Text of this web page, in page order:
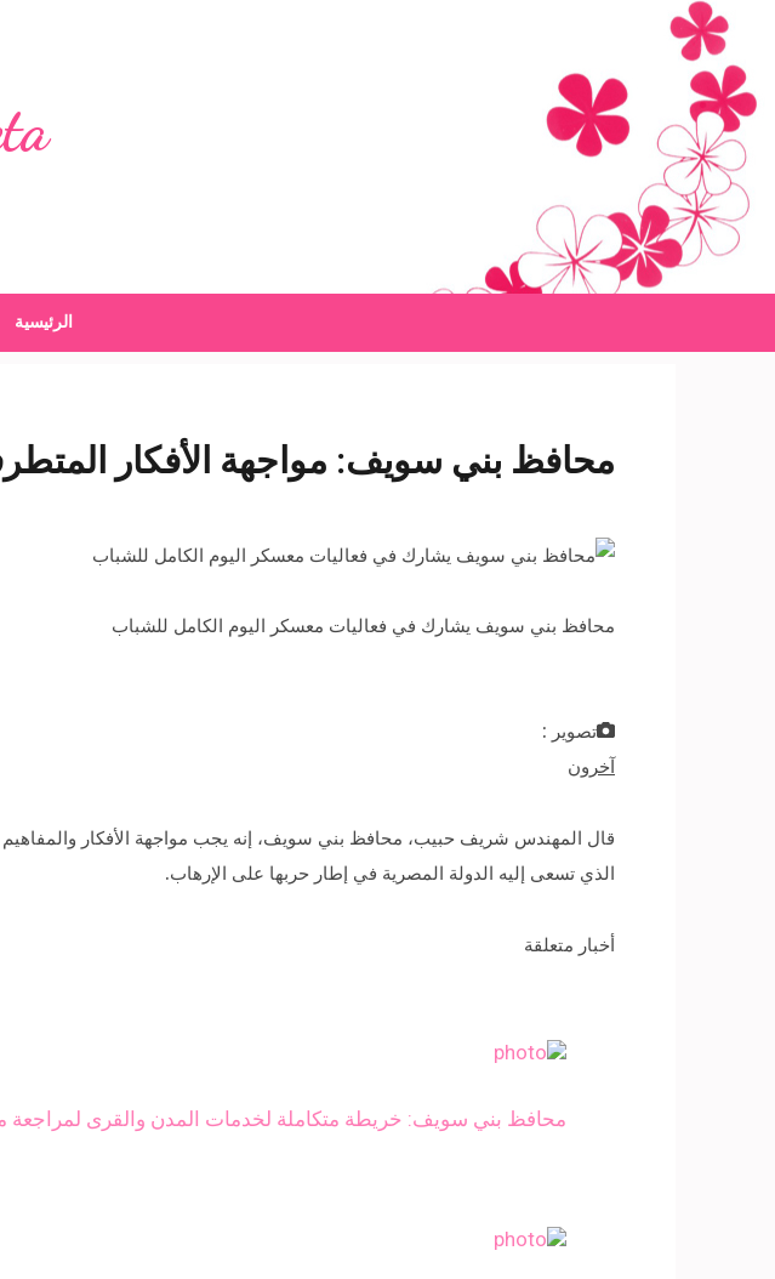
content
(Press
Enter)
الرئيسية
محافظ بني سويف: مواجهة الأفكار
محافظ بني سويف يشارك في فعاليات معسكر اليوم الكامل للشباب
تصوير :
آخرون
قال المهندس شريف حبيب، محافظ بني سويف، إنه يجب مواجهة الأفكار
الذي تسعى إليه الدولة المصرية في إطار حربها على الإرهاب.
أخبار متعلقة
محافظ بني سويف: خريطة متكاملة لخدمات المدن والقرى لمراجعة